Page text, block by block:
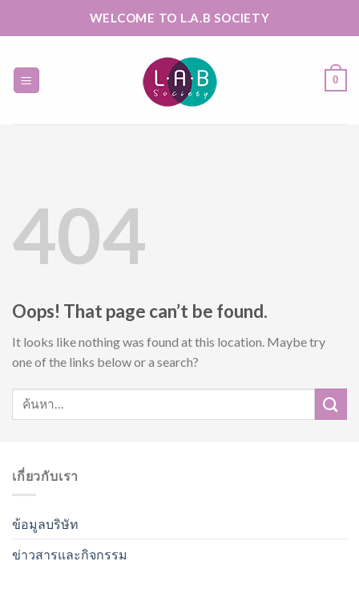
WELCOME TO L.A.B SOCIETY
0
404
Oops! That page can’t be found.
It looks like nothing was found at this location. Maybe try
one of the links below or a search?
เกี่ยวกับเรา
ข้อมูลบริษัท
ข่าวสารและกิจกรรม